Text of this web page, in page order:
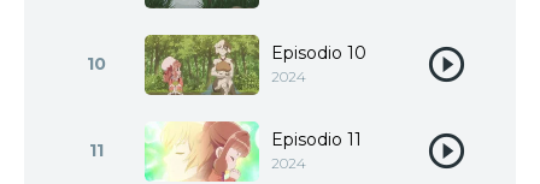
10 Episodio 10
2024
11 Episodio 11
2024